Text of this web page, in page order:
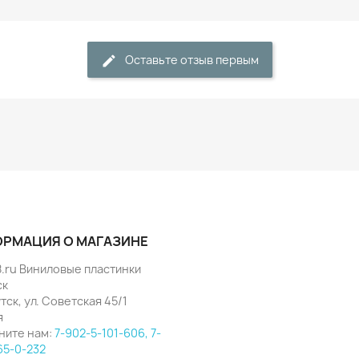
Оставьте отзыв первым
О МАГАЗИНЕ
Виниловые пластинки
ул. Советская 45/1
нам: 7-902-5-101-606, 7-
0-232